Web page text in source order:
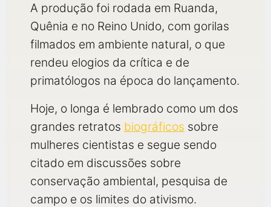
A produção foi rodada em Ruanda,
Quênia e no Reino Unido, com gorilas
filmados em ambiente natural, o que
rendeu elogios da crítica e de
primatólogos na época do lançamento.
Hoje, o longa é lembrado como um dos
grandes retratos biográficos sobre
mulheres cientistas e segue sendo
citado em discussões sobre
conservação ambiental, pesquisa de
campo e os limites do ativismo.